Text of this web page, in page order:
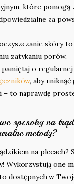
które pomogą
za
skóry
zatykaniu porów,
o regularnej
, aby
– to naprawdę
sposoby na
metody?
na plecach?
Wykorzystują one
dostępnych w